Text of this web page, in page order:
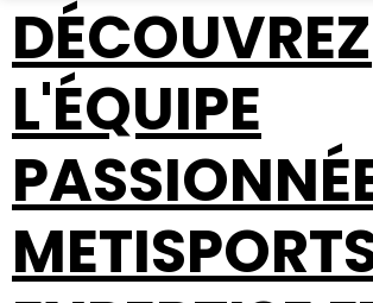
DÉCOUVREZ
L'ÉQUIPE